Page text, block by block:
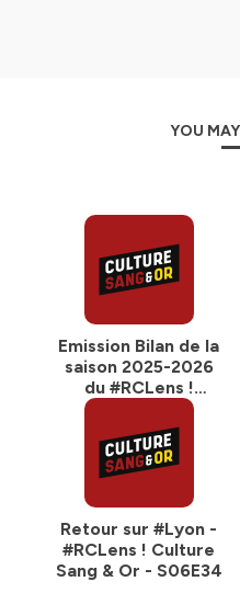
YOU
Emission Bilan de la
saison 2025-2026
du #RCLens !
Culture Sang & Or -
S06E36
Retour sur #Lyon -
#RCLens ! Culture
Sang & Or - S06E34